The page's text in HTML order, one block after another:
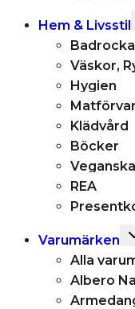
Hem & Livsstil
Väskor,
Hygien
Klädvård
Böcker
REA
Varumärken
Alla
Albero